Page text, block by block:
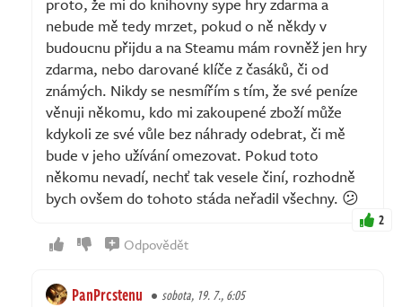
nebude mě tedy mrzet, pokud o ně někdy v
budoucnu přijdu a na Steamu mám rovněž jen hry
zdarma, nebo darované klíče z časáků, či od
známých. Nikdy se nesmířím s tím, že své peníze
věnuji někomu, kdo mi zakoupené zboží může
kdykoli ze své vůle bez náhrady odebrat, či mě
bude v jeho užívání omezovat. Pokud toto
někomu nevadí, nechť tak vesele činí, rozhodně
bych ovšem do tohoto stáda neřadil všechny. 😕
2
Odpovědět
PanPrcstenu sobota, 19. 7., 6:05